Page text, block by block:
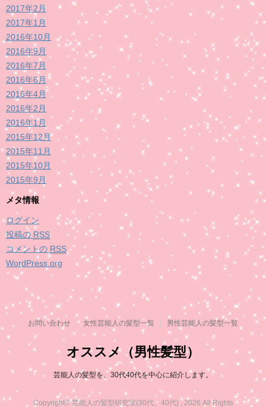
2017年2月
2017年1月
2016年10月
2016年9月
2016年7月
2016年6月
2016年4月
2016年2月
2016年1月
2015年12月
2015年11月
2015年10月
2015年9月
メタ情報
ログイン
投稿の RSS
コメントの RSS
WordPress.org
お問い合わせ 女性芸能人の髪型一覧 男性芸能人の髪型一覧
オススメ（男性髪型）
芸能人の髪型を、30代40代を中心に紹介します。
Copyright© 芸能人の髪型研究室(30代、40代) , 2026 All Rights